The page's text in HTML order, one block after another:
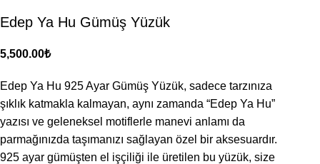
Edep Ya Hu Gümüş Yüzük
₺
Edep Ya Hu 925 Ayar Gümüş Yüzük, sadece tarzınıza
şıklık katmakla kalmayan, aynı zamanda “Edep Ya Hu”
yazısı ve geleneksel motiflerle manevi anlamı da
parmağınızda taşımanızı sağlayan özel bir aksesuardır.
925 ayar gümüşten el işçiliği ile üretilen bu yüzük, size